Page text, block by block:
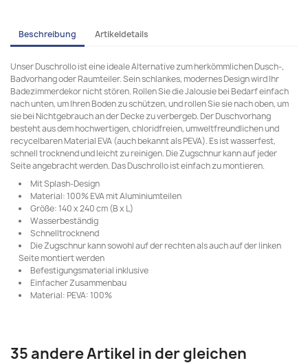
Beschreibung Artikeldetails
Unser Duschrollo ist eine ideale Alternative zum herkömmlichen Dusch-,
Badvorhang oder Raumteiler. Sein schlankes, modernes Design wird Ihr
Badezimmerdekor nicht stören. Rollen Sie die Jalousie bei Bedarf einfach
nach unten, um Ihren Boden zu schützen, und rollen Sie sie nach oben, um
sie bei Nichtgebrauch an der Decke zu verbergeb. Der Duschvorhang
besteht aus dem hochwertigen, chloridfreien, umweltfreundlichen und
recycelbaren Material EVA (auch bekannt als PEVA). Es ist wasserfest,
schnell trocknend und leicht zu reinigen. Die Zugschnur kann auf jeder
Seite angebracht werden. Das Duschrollo ist einfach zu montieren.
Mit Splash-Design
Material: 100% EVA mit Aluminiumteilen
Größe: 140 x 240 cm (B x L)
Wasserbeständig
Schnelltrocknend
Die Zugschnur kann sowohl auf der rechten als auch auf der linken
Seite montiert werden
Befestigungsmaterial inklusive
Einfacher Zusammenbau
Material: PEVA: 100%
35 andere Artikel in der gleichen